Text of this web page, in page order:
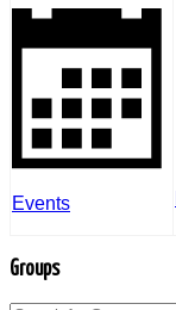
Events
Groups